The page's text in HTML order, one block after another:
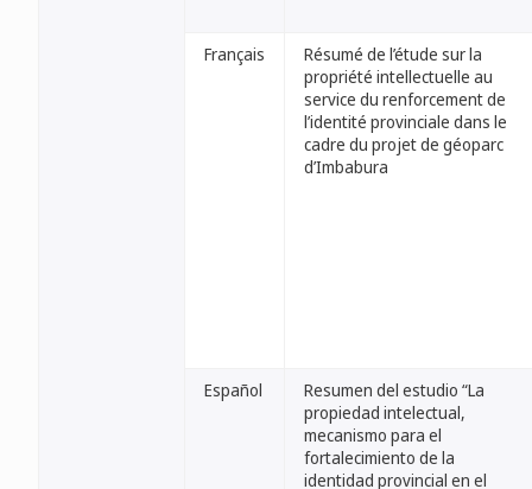
Français
Résumé de l’étude sur la
propriété intellectuelle au
service du renforcement de
l’identité provinciale dans le
cadre du projet de géoparc
d’Imbabura
Español
Resumen del estudio “La
propiedad intelectual,
mecanismo para el
fortalecimiento de la
identidad provincial en el